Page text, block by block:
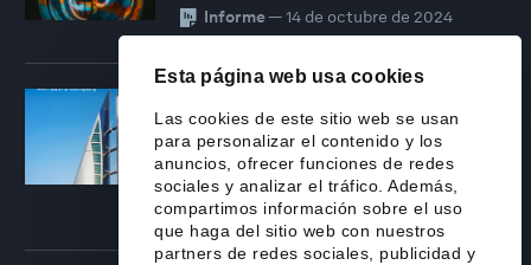
Esta página web usa cookies
Las cookies de este sitio web se usan
para personalizar el contenido y los
anuncios, ofrecer funciones de redes
sociales y analizar el tráfico. Además,
compartimos información sobre el uso
que haga del sitio web con nuestros
partners de redes sociales, publicidad y
Informe— 14 de octubre de 2024
Prioritizing Sustainability in MENA:
Mapping Critical Environmental
Issues for Regional Businesses
Informe—7 de noviembre de 2024